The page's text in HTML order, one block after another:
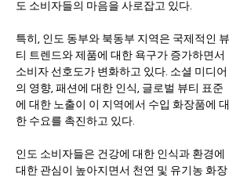
도 소비자들의 마음을 사로잡고 있다.
특히, 인도 동부와 북동부 지역은 국제적인 뷰
티 트렌드와 제품에 대한 욕구가 증가하면서
소비자 선호도가 변화하고 있다. 소셜 미디어
의 영향, 패션에 대한 인식, 글로벌 뷰티 표준
에 대한 노출이 이 지역에서 수입 화장품에 대
한 수요를 촉진하고 있다.
인도 소비자들은 건강에 대한 인식과 환경에
대한 관심이 높아지면서 천연 및 유기농 화장